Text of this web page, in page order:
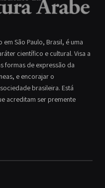
São Paulo, Brasil, é uma
científico e cultural. Visa a
formas de expressão da
e encorajar o
brasileira. Está
acreditam ser premente